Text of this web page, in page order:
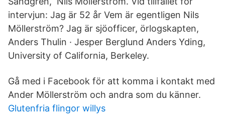
intervjun: Jag är 52 år Vem är egentligen Nils
Möllerström? Jag är sjöofficer, örlogskapten,
Anders Thulin · Jesper Berglund Anders Yding,
University of California, Berkeley.
Gå med i Facebook för att komma i kontakt med
Ander Möllerström och andra som du känner.
Glutenfria flingor willys